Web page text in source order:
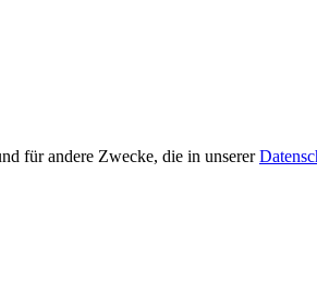
für andere Zwecke, die in unserer